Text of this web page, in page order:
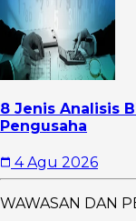
8 Jenis Analisis
Pengusaha
4 Agu 2026
WAWASAN DAN